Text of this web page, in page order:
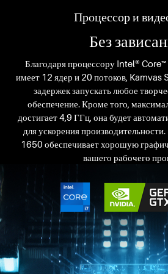
Процессор и
Без
Благодаря процессору Intel®
имеет 12 ядер и 20 потоков, Kamvas
задержек запускать любое
обеспечение. Кроме того,
достигает 4,9 ГГц, она будет
для ускорения
1650 обеспечивает хорошую
вашего рабочего